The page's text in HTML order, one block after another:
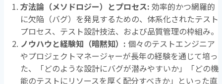
方法論（メソドロジー）とプロセス: 効率的かつ網羅的
に欠陥（バグ）を発見するための、体系化されたテスト
プロセス、テスト設計技法、および品質管理の枠組み。
ノウハウと経験知（暗黙知） : 個々のテストエンジニア
やプロジェクトマネージャーが長年の経験を通じて培っ
た、「どのような設計にバグが潜みやすいか」「どの機
能のテストにリソースを厚く配分すべきか」といった直